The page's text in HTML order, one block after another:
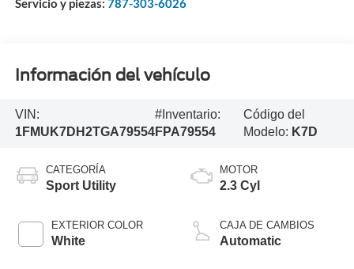
Servicio y piezas: 787-303-6026
Información del vehículo
VIN:
1FMUK7DH2TGA79554
#Inventario:
FPA79554
Código del
Modelo: K7D
CATEGORÍA
Sport Utility
EXTERIOR COLOR
White
MOTOR
2.3 Cyl
CAJA DE CAMBIOS
Automatic